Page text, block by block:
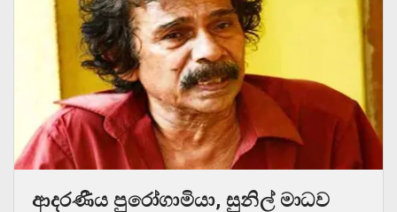
ආදරණීය පුරෝගාමියා, සුනිල් මාධව